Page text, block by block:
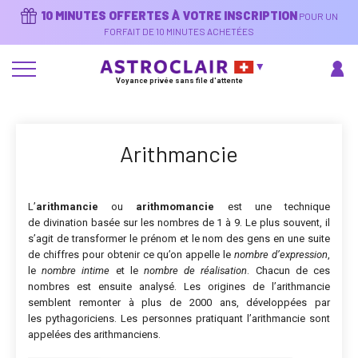
10 MINUTES OFFERTES À VOTRE INSCRIPTION POUR UN
FORFAIT DE 10 MINUTES ACHETÉES
Voyance privée sans file d'attente
Arithmancie
L’arithmancie ou arithmomancie est une technique
de divination basée sur les nombres de 1 à 9. Le plus souvent, il
s’agit de transformer le prénom et le nom des gens en une suite
de chiffres pour obtenir ce qu’on appelle lenombre d’expression
lenombre intime et lenombre de réalisation . Chacun de ces
nombres est ensuite analysé. Les origines de l’arithmancie
semblent remonter à plus de 2000 ans, développées par
les pythagoriciens. Les personnes pratiquant l’arithmancie sont
appelées des arithmanciens.